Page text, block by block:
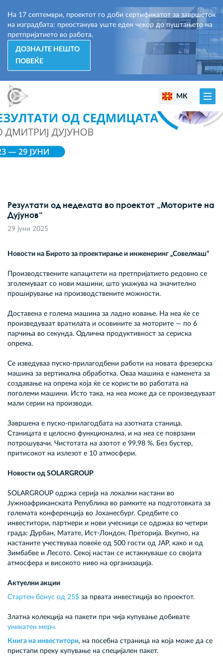
На 17 септември, проектот го доби сертификатот за завршеток
на изградбата: преостанува уште еден чекор до пуштањето на
претпријатието во работа.
ДОЗНАЈТЕ НЕШТО
ПОВЕЌЕ
MK
Резултати од неделата во проектот „Моторите на
Дујунов“
29 јуни 2025
Новости на Бирото за проектирање и инженеринг „Совелмаш“
Производствените капацитети на претпријатието редовно се
зголемуваат со нови машини, што укажува на значително
проширување на производствените можности.
Доставена е голема машина за ладно ковање. На неа ќе се
произведуваат вратилата и осовините за моторите — по 6
парчиња во секунда. Одлична продуктивност за сериска
опрема.
Се изведуваа пуско-прилагодбени работи на новата фрезерска
машина за вертикална обработка. Оваа машина е наменета за
создавање на опрема која ќе се користи во работата на
поголеми машини. Исто така, на неа може да се произведуваат
мали серии на производи.
Завршена е пуско-прилагодбата на азотната станица.
Станицата е целосно функционална, и на неа се поврзани
потрошувачи. Чистотата на азотот е 99,98 %. Без бустер,
притисокот на излезот е 10 атмосфери.
Новости од SOLARGROUP
SOLARGROUP одржа серија на локални настани во
Јужноафриканската Република во рамките на подготовката за
големата конференција во Јоханесбург. Средбите со
инвеститори, партнери и нови учесници се одржаа во четири
града: Дурбан, Матате, Ист-Лондон, Преторија. Вкупно, на
настаните учествуваа повеќе од 500 гости од ЈАР, како и од
Зимбабве и Лесото. Секој настан се истакнуваше со својата
атмосфера и високото ниво на организација.
Актуелни акции
Стартен бонус од 25$ за првата инвестиција во проектот.
Златна колекција на пакети при чија купување добивате
уникатен мерч.
Книга на инвеститори, на посебна страница на која може да се
пристапи преку купување на специјален пакет.